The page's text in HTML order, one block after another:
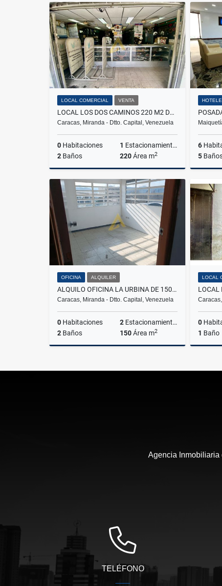
LOCAL COMERCIAL VENTA
LOCAL LOS DOS CAMINOS 220 M2 DOS NIVELES A PIE DE CALLE
Caracas, Miranda - Dtto. Capital, Venezuela
0 Habitaciones 1 Estacionamientos
2 Baños 220Área m2
Venta
US$440,000
6
5
OFICINA ALQUILER
ALQUILO OFICINA LA URBINA DE 150M2 2 BAÑOS 2 P/E
Caracas, Miranda - Dtto. Capital, Venezuela
0 Habitaciones 2 Estacionamientos
2 Baños 150Área m2
US$600
LOCAL
0
1 Baño
Agencia Inmobiliaria
TELÉFONO